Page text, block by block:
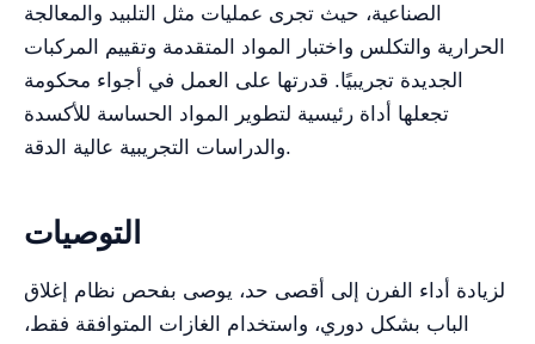
الصناعية، حيث تجرى عمليات مثل التلبيد والمعالجة
الحرارية والتكلس واختبار المواد المتقدمة وتقييم المركبات
الجديدة تجريبيًا. قدرتها على العمل في أجواء محكومة
تجعلها أداة رئيسية لتطوير المواد الحساسة للأكسدة
والدراسات التجريبية عالية الدقة.
التوصيات
لزيادة أداء الفرن إلى أقصى حد، يوصى بفحص نظام إغلاق
الباب بشكل دوري، واستخدام الغازات المتوافقة فقط،